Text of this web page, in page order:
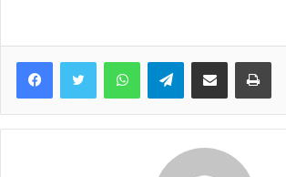
Telegram